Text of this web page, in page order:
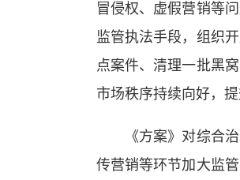
冒侵权、虚假营销等
监管执法手段，组织
点案件、清理一批黑
市场秩序持续向好，
《方案》对综合治
传营销等环节加大监